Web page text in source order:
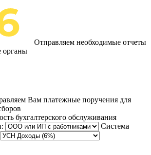
Отправляем необходимые отчеты
органы
Вам платежные поручения для
бухгалтерского обслуживания
Система